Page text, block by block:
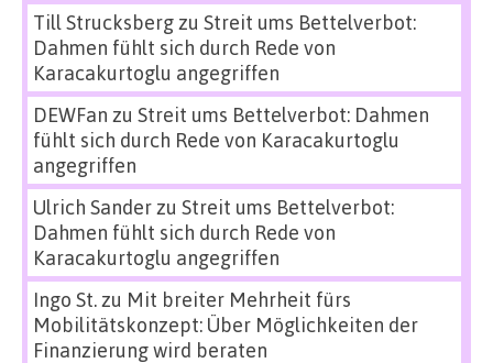
Till Strucksbergzu Streit ums Bettelverbot:
Dahmen fühlt sich durch Rede von
Karacakurtoglu angegriffen
DEWFan zu Streit ums Bettelverbot: Dahmen
fühlt sich durch Rede von Karacakurtoglu
angegriffen
Ulrich Sanderzu Streit ums Bettelverbot:
Dahmen fühlt sich durch Rede von
Karacakurtoglu angegriffen
Ingo St.zu Mit breiter Mehrheit fürs
Mobilitätskonzept: Über Möglichkeiten der
Finanzierung wird beraten